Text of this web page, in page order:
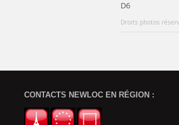
D6
Droits photos
CONTACTS NEWLOC EN RÉGION :